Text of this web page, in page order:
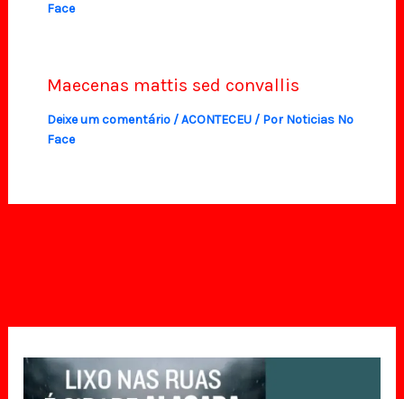
Face
Maecenas mattis sed convallis
Deixe um comentário /ACONTECEU/ Por Noticias No
Face